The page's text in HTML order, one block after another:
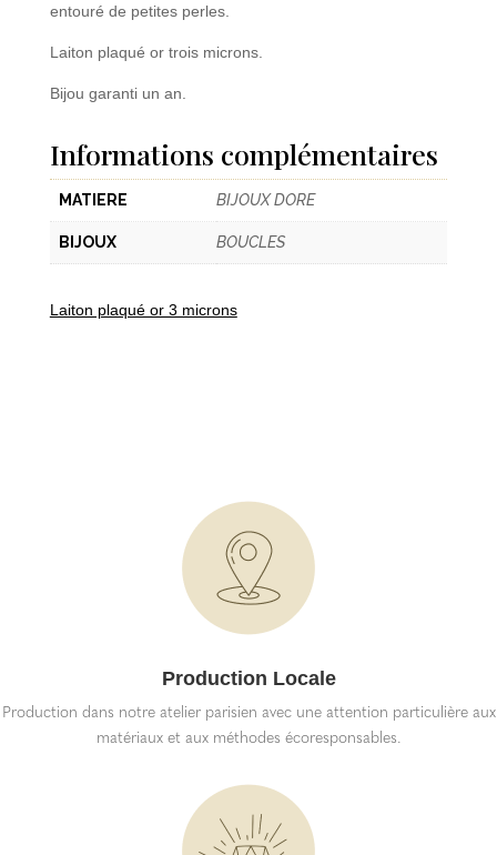
entouré de petites perles.
Laiton plaqué or trois microns.
Bijou garanti un an.
Informations complémentaires
MATIERE BIJOUX DORE
BIJOUX BOUCLES
Laiton plaqué or 3 microns
Production Locale
Production dans notre atelier parisien avec une attention particulière aux
matériaux et aux méthodes écoresponsables.